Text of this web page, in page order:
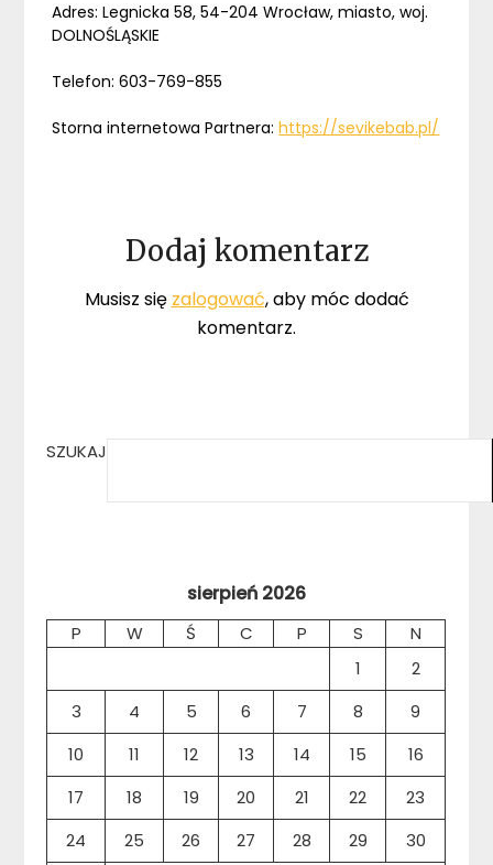
Adres: Legnicka 58, 54-204 Wrocław, miasto, woj.
DOLNOŚLĄSKIE
Telefon: 603-769-855
Storna internetowa Partnera:https://sevikebab.pl/
Dodaj komentarz
Musisz się zalogować, aby móc dodać
komentarz.
SZUKAJ
sierpień 2026
P W Ś C P S
N
1
2
3
4 5 6 7 8
9
10
11 12 13 14 15
16
17
18 19 20 21 22
23
24
25 26 27 28 29
30